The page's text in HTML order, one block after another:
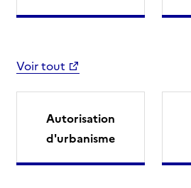
Voir tout
Autorisation
d'urbanisme